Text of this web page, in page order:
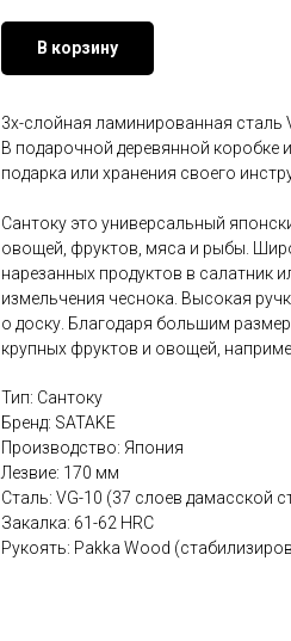
В корзину
3х-слойная ламинированная сталь
В подарочной деревянной коробке
подарка или хранения своего
Сантоку это универсальный
овощей, фруктов, мяса и рыбы.
нарезанных продуктов в салатник
измельчения чеснока. Высокая
о доску. Благодаря большим
крупных фруктов и овощей,
Тип: Сантоку
Бренд: SATAKE
Производство: Япония
Лезвие: 170 мм
Сталь: VG-10 (37 слоев дамасской
Закалка: 61-62 HRC
Рукоять: Pakka Wood